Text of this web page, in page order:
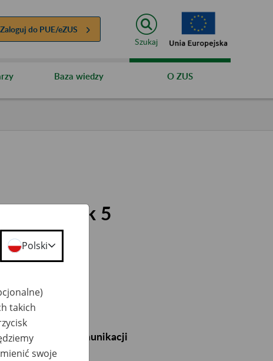
Zaloguj do PUE/eZUS
Szukaj
Baza wiedzy O ZUS
Płatnik 5
w komunikacji
Polski
takich
swoje